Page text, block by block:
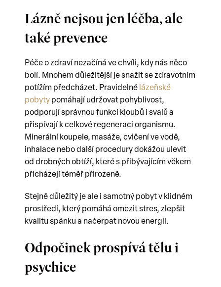
Lázně nejsou jen léčba, ale
také prevence
Péče o zdraví nezačíná ve chvíli, kdy nás něco
bolí. Mnohem důležitější je snažit se zdravotním
potížím předcházet. Pravidelné lázeňské
pobyty pomáhají udržovat pohyblivost,
podporují správnou funkci kloubů i svalů a
přispívají k celkové regeneraci organismu.
Minerální koupele, masáže, cvičení ve vodě,
inhalace nebo další procedury dokážou ulevit
od drobných obtíží, které s přibývajícím věkem
přicházejí téměř přirozeně.
Stejně důležitý je ale i samotný pobyt v klidném
prostředí, který pomáhá omezit stres, zlepšit
kvalitu spánku a načerpat novou energii.
Odpočinek prospívá tělu i
psychice